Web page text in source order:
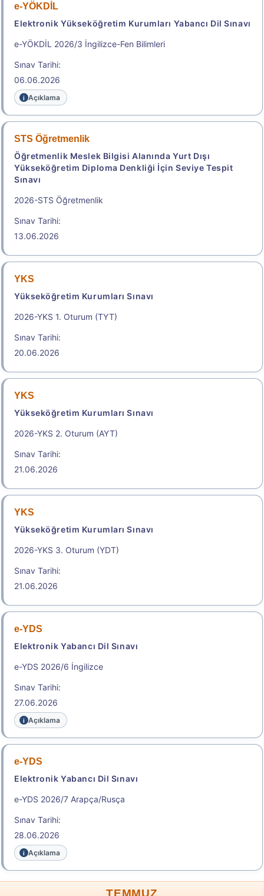
.2026-YÖKDİL/2
Yükseköğretim Kurumları Yabancı Dil Sınavı
Sonuç Tarihi: 26.08.2026
Sonuçlar
Başvuru Kılavuzu Aday Başvuru Formu
Aday İşlemleri Sistemi (AİS) Engelli Başvuru Kullanıcı
Başvuru Merkezleri
.2026-HMGS/2
Başvuru Yap
.2026-İYÖS
İdari Yargı Ön Sınavı
Geç Başvuru Tarihi: 26.08.2026 - 26.08.2026
e-YÖKDİL
Elektronik Yükseköğretim Kurumları Yabancı Dil Sınavı
e-YÖKDİL 2026/3 İngilizce-Fen Bilimleri
Sınav Tarihi:
06.06.2026
Açıklama
STS Öğretmenlik
Öğretmenlik Meslek Bilgisi Alanında Yurt Dışı
Yükseköğretim Diploma Denkliği İçin Seviye Tespit
Sınavı
2026-STS Öğretmenlik
Sınav Tarihi:
13.06.2026
YKS
Yükseköğretim Kurumları Sınavı
2026-YKS 1. Oturum (TYT)
Sınav Tarihi:
20.06.2026
YKS
Yükseköğretim Kurumları Sınavı
2026-YKS 2. Oturum (AYT)
Sınav Tarihi:
21.06.2026
YKS
Yükseköğretim Kurumları Sınavı
2026-YKS 3. Oturum (YDT)
Sınav Tarihi:
21.06.2026
e-YDS
Elektronik Yabancı Dil Sınavı
e-YDS 2026/6 İngilizce
Sınav Tarihi:
27.06.2026
Açıklama
e-YDS
Elektronik Yabancı Dil Sınavı
e-YDS 2026/7 Arapça/Rusça
Sınav Tarihi:
28.06.2026
Açıklama
TEMMUZ